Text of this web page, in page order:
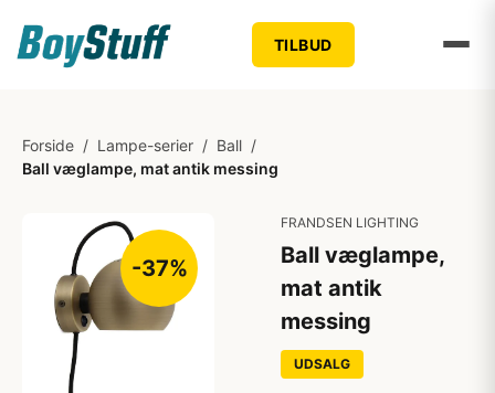
TILBUD
Forside / Lampe-serier / Ball /
Ball væglampe, mat antik messing
-37%
FRANDSEN LIGHTING
Ball væglampe,
mat antik
messing
UDSALG